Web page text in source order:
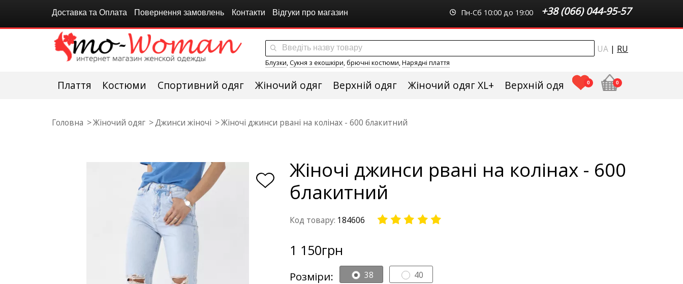
Доставка та Оплата Повернення замовлень Контакти Відгуки про магазин +38 (066) 044-95-57
Пн-Сб 10:00 до 19:00
UA | RU
Блузки, Сукня з екошкіри, брючні костюми,Нарядні плаття
Плаття Костюми Спортивний одяг Жіночий одяг Верхній одяг Жіночий одяг XL+ Верхній одяг плюс сайз
0 0
Головна Жіночий одяг Джинси жіночі Жіночі джинси рвані на колінах - 600 блакитний
Жіночі джинси рвані на колінах - 600
блакитний
Код товару: 184606
1 150грн
Розміри: 38 40